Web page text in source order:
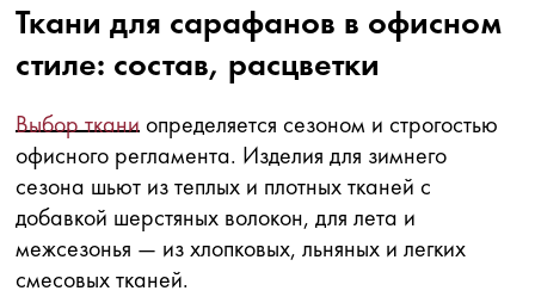
Ткани для сарафанов в офисном
стиле: состав, расцветки
Выбор тканиопределяется сезоном и строгостью
офисного регламента. Изделия для зимнего
сезона шьют из теплых и плотных тканей с
добавкой шерстяных волокон, для лета и
межсезонья — из хлопковых, льняных и легких
смесовых тканей.